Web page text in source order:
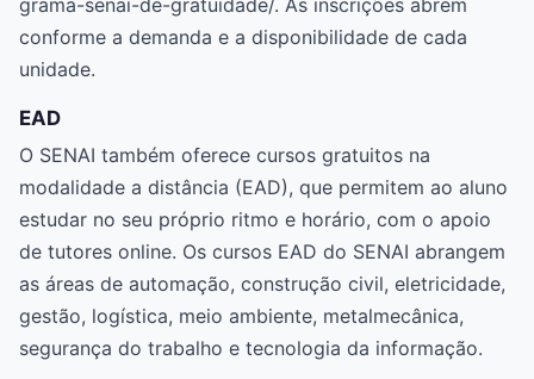
grama-senai-de-gratuidade/. As inscrições abrem
conforme a demanda e a disponibilidade de cada
unidade.
EAD
O SENAI também oferece cursos gratuitos na
modalidade a distância (EAD), que permitem ao aluno
estudar no seu próprio ritmo e horário, com o apoio
de tutores online. Os cursos EAD do SENAI abrangem
as áreas de automação, construção civil, eletricidade,
gestão, logística, meio ambiente, metalmecânica,
segurança do trabalho e tecnologia da informação.